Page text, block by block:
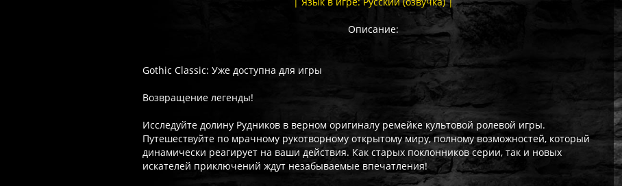
Описание:
Gothic Classic: Уже доступна для игры
Возвращение легенды!
Исследуйте долину Рудников в верном оригиналу ремейке культовой ролевой игры.
Путешествуйте по мрачному рукотворному открытому миру, полному возможностей, который
динамически реагирует на ваши действия. Как старых поклонников серии, так и новых
искателей приключений ждут незабываемые впечатления!